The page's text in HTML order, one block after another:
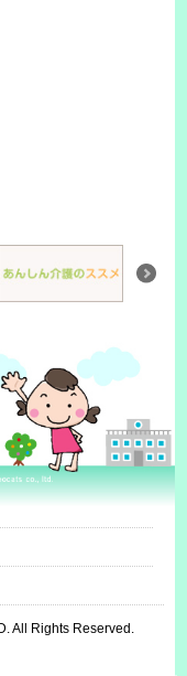
All Rights Reserved.